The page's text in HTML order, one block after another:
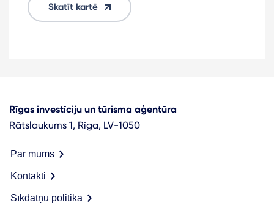
Skatīt kartē
Rīgas investīciju un tūrisma aģentūra
Rātslaukums 1, Rīga, LV-1050
Par mums
Kontakti
Sīkdatņu politika